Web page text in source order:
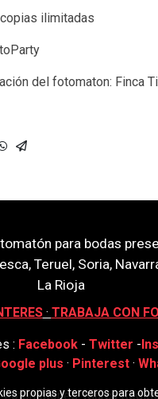
ilimitadas
del fotomaton: Finca
para bodas
Teruel, Soria,
La Rioja
· TRABAJA CON
: Facebook- Twitter -
plus · Pinterest ·
Marca
propias y terceros para